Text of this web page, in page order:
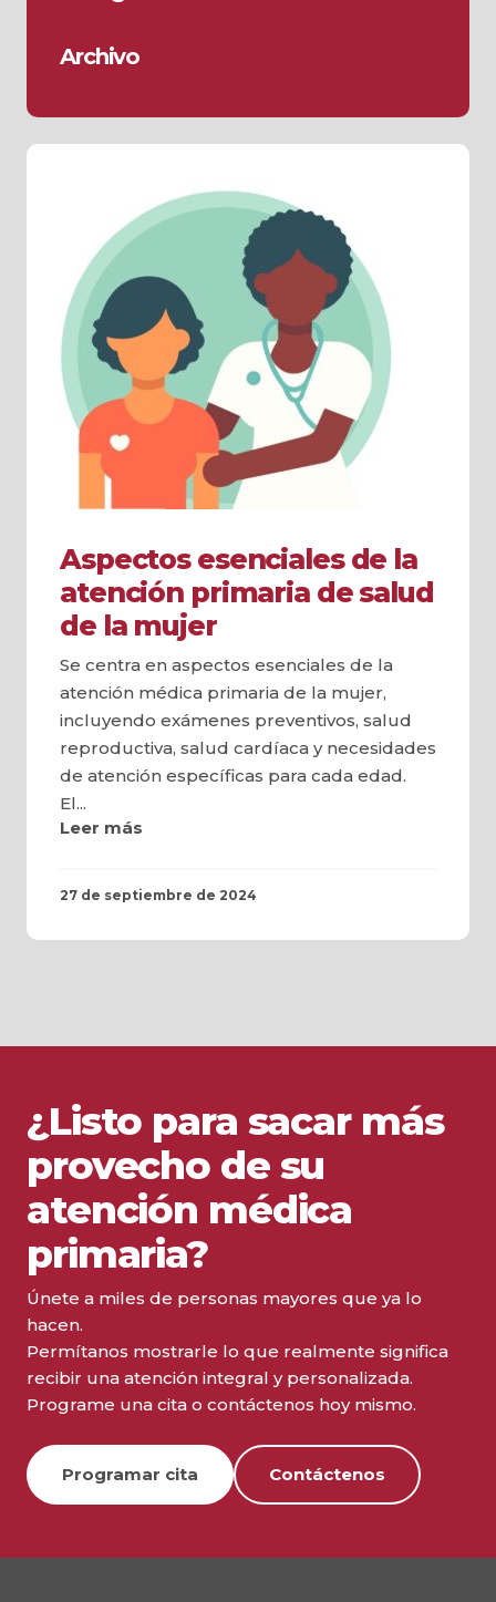
Archivo
Aspectos esenciales de la
atención primaria de salud
de la mujer
Se centra en aspectos esenciales de la
atención médica primaria de la mujer,
incluyendo exámenes preventivos, salud
reproductiva, salud cardíaca y necesidades
de atención específicas para cada edad.
El...
Leer más
27 de septiembre de 2024
¿Listo para sacar más
provecho de su
atención médica
primaria?
Únete a miles de personas mayores que ya lo
hacen.
Permítanos mostrarle lo que realmente significa
recibir una atención integral y personalizada.
Programe una cita o contáctenos hoy mismo.
Programar cita Contáctenos